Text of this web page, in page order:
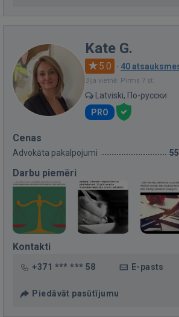
Kate G.
5.0 · 40
Bija vietnē: Pirms 7 st.
Latviski, По-русски
PRO
Cenas
Advokāta pakalpojumi
Darbu piemēri
Kontakti
+371 *** *** 58 E-pasts
Piedāvāt pasūtījumu